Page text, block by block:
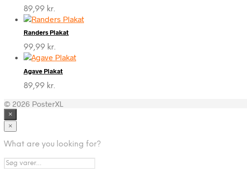
89,99 kr.
Randers Plakat
99,99 kr.
Agave Plakat
89,99 kr.
© 2026 PosterXL
×
×
What are you looking for?